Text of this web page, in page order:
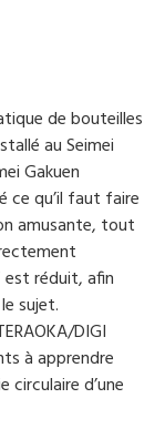
de bouteilles
au Seimei
Gakuen
ce qu’il faut faire
amusante, tout
est réduit, afin
sujet.
DIGI
à apprendre
circulaire d’une